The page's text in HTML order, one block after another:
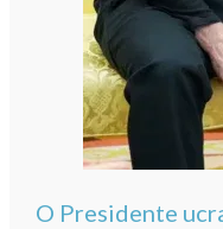
O Presidente